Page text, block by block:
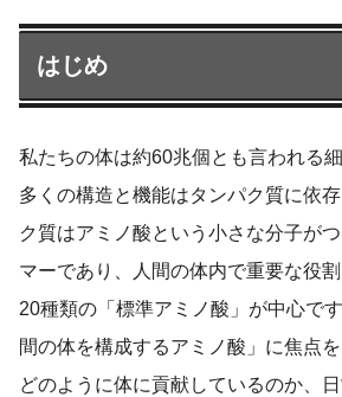
はじめ
私たちの体は約60兆個とも言われる
多くの構造と機能はタンパク質に依
ク質はアミノ酸という小さな分子が
マーであり、人間の体内で重要な役
20種類の「標準アミノ酸」が中心で
間の体を構成するアミノ酸」に焦点
どのように体に貢献しているのか、